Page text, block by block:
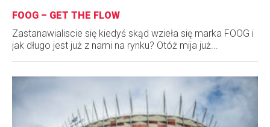
FOOG – GET THE FLOW
Zastanawialiscie się kiedyś skąd wzieła się marka FOOG i
jak długo jest już z nami na rynku? Otóż mija już...